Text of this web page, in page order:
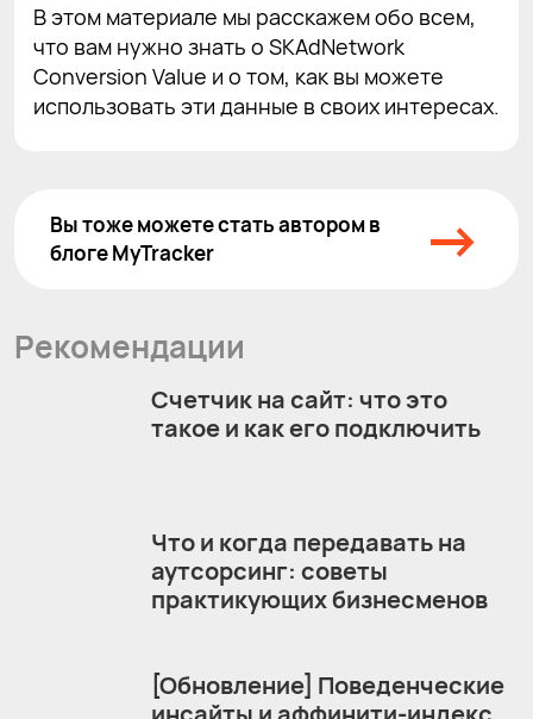
В этом материале мы расскажем обо всем,
что вам нужно знать о SKAdNetwork
Conversion Value и о том, как вы можете
использовать эти данные в своих интересах.
Вы тоже можете стать автором в
блоге MyTracker
→
Рекомендации
Счетчик на сайт: что это
такое и как его подключить
Что и когда передавать на
аутсорсинг: советы
практикующих бизнесменов
[Обновление] Поведенческие